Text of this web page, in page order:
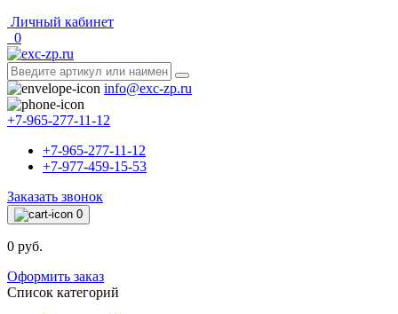
Личный кабинет
0
info@exc-zp.ru
+7-965-277-11-12
+7-965-277-11-12
+7-977-459-15-53
Заказать звонок
0
0 руб.
Оформить заказ
Список категорий